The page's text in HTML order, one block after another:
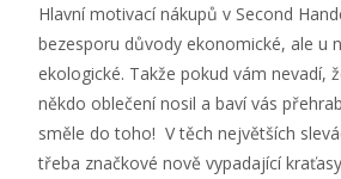
Hlavní motivací nákupů v Second
bezesporu důvody ekonomické, ale u
ekologické. Takže pokud vám nevadí,
někdo oblečení nosil a baví vás
směle do toho! V těch největších
třeba značkové nově vypadající